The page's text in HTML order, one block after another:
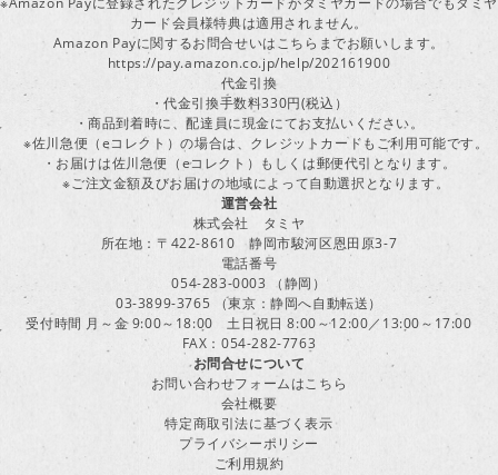
カード会員様特典は適用されません。
Amazon Payに関するお問合せいはこちらまでお願いします。
https://pay.amazon.co.jp/help/202161900
代金引換
・代金引換手数料330円(税込）
・商品到着時に、配達員に現金にてお支払いください。
※佐川急便（eコレクト）の場合は、クレジットカードもご利用可能です。
・お届けは佐川急便（eコレクト）もしくは郵便代引となります。
※ご注文金額及びお届けの地域によって自動選択となります。
運営会社
株式会社 タミヤ
所在地：〒422-8610 静岡市駿河区恩田原3-7
電話番号
054-283-0003 （静岡）
03-3899-3765 （東京：静岡へ自動転送）
受付時間 月～金 9:00～18:00 土日祝日 8:00～12:00／13:00～17:00
FAX：054-282-7763
お問合せについて
お問い合わせフォームはこちら
会社概要
特定商取引法に基づく表示
プライバシーポリシー
ご利用規約